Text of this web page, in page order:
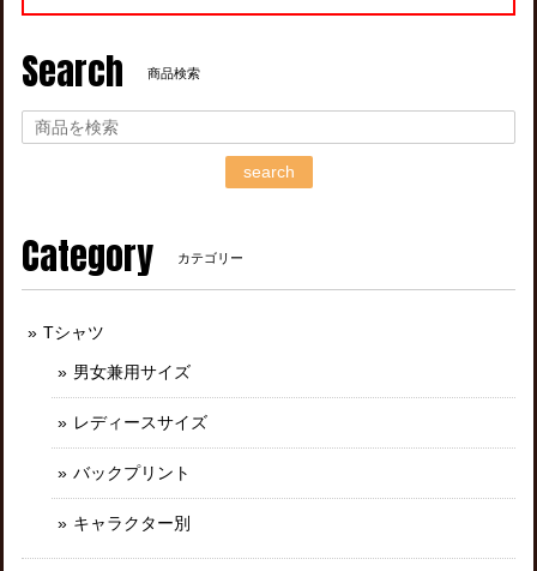
Search 商品検索
search
Category カテゴリー
Tシャツ
男女兼用サイズ
レディースサイズ
バックプリント
キャラクター別